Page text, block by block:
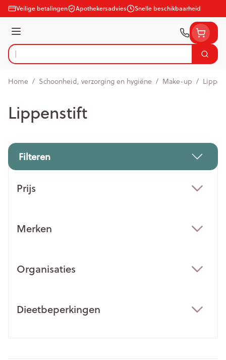
Ga naar de inhoud
Veilige betalingen Apothekersadvies Snelle beschikbaarheid
Menu
Product, merk, categorie...
Zoek
Home / Schoonheid, verzorging en hygiëne / Make-up /
Lippenstift
Filteren
Prijs
Merken
Organisaties
Dieetbeperkingen